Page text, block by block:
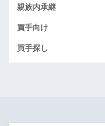
親族内承継
買手向け
買手探し